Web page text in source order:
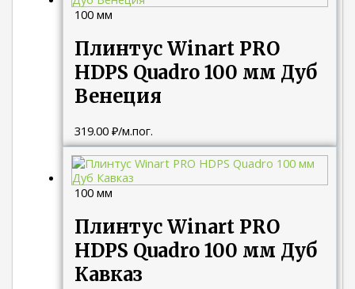
100 мм
Плинтус Winart PRO
HDPS Quadro 100 мм Дуб
Венеция
319.00₽/м.пог.
100 мм
Плинтус Winart PRO
HDPS Quadro 100 мм Дуб
Кавказ